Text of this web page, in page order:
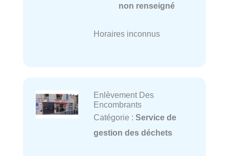
non renseigné
Horaires inconnus
Enlèvement Des
Encombrants
Catégorie : Service de
gestion des déchets